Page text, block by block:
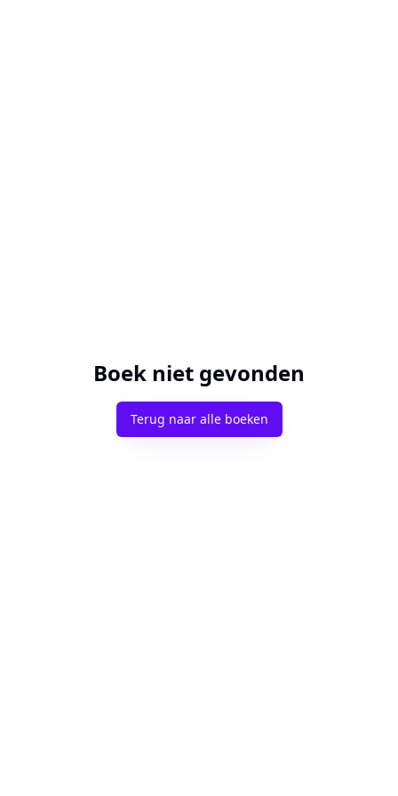
Boek niet gevonden
Terug naar alle boeken